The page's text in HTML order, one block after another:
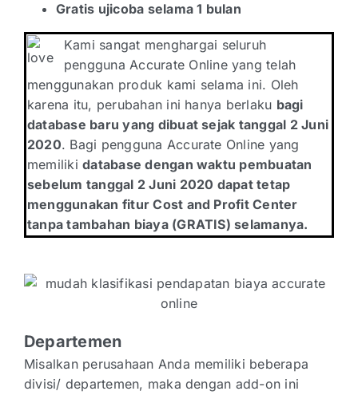
Gratis ujicoba selama 1 bulan
Kami sangat menghargai seluruh
pengguna Accurate Online yang telah
menggunakan produk kami selama ini. Oleh
karena itu, perubahan ini hanya berlaku bagi
database baru yang dibuat sejak tanggal 2 Juni
2020. Bagi pengguna Accurate Online yang
memilikidatabase dengan waktu pembuatan
sebelum tanggal 2 Juni 2020 dapat tetap
menggunakan fitur Cost and Profit Center
tanpa tambahan biaya (GRATIS) selamanya.
Departemen
Misalkan perusahaan Anda memiliki beberapa
divisi/ departemen, maka dengan add-on ini